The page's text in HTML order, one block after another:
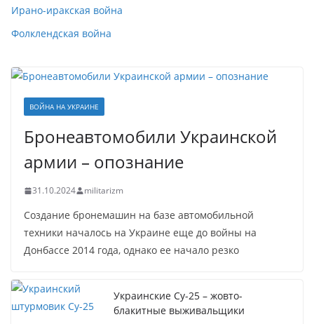
Ирано-иракская война
Фолклендская война
ВОЙНА НА УКРАИНЕ
Бронеавтомобили Украинской
армии – опознание
31.10.2024 militarizm
Создание бронемашин на базе автомобильной
техники началось на Украине еще до войны на
Донбассе 2014 года, однако ее начало резко
Украинские Су-25 – жовто-
блакитные выживальщики